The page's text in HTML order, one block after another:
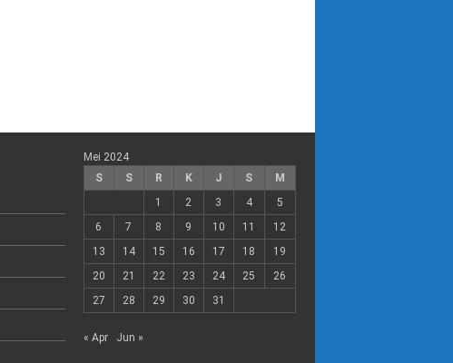
Mei 2024
S
S R K J S
M
1
2 3 4
5
6
7 8 9 10 11
12
13
14 15 16 17 18
19
20
21 22 23 24 25
26
27
28 29 30 31
« Apr Jun »